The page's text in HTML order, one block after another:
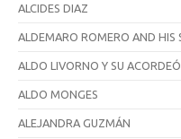
ALCIDES DIAZ
ALDEMARO ROMERO AND HIS
ALDO LIVORNO Y SU
ALDO MONGES
ALEJANDRA GUZMÁN